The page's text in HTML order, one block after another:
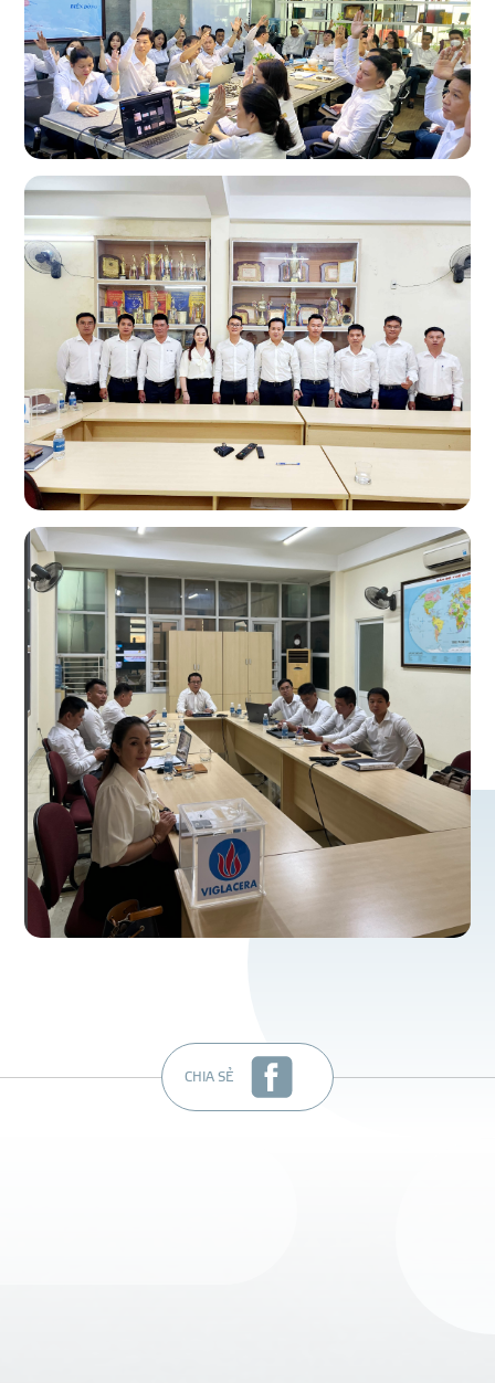
CHIA SẺ